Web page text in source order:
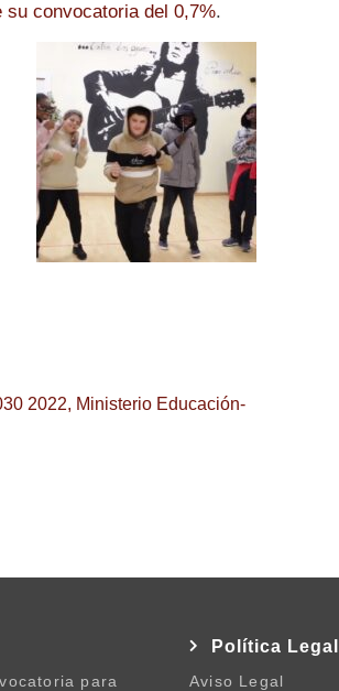
su convocatoria del 0,7%.
2022, Ministerio Educación-
para
Política Legal
Aviso Legal